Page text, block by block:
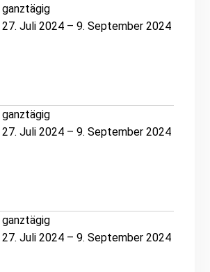
ganztägig
27. Juli 2024 – 9. September 2024
ganztägig
27. Juli 2024 – 9. September 2024
ganztägig
27. Juli 2024 – 9. September 2024